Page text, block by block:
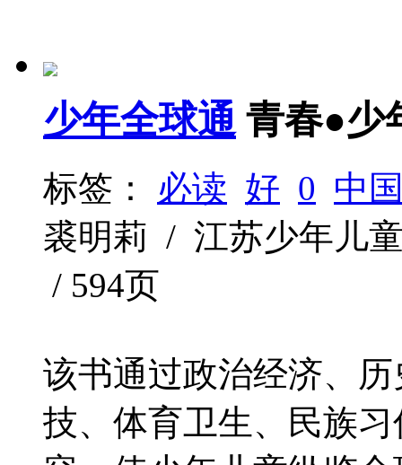
少年全球通 青春●少
标签： 必读 好 0 中
裘明莉 / 江苏少年儿
/ 594页
该书通过政治经济、
技、体育卫生、民族